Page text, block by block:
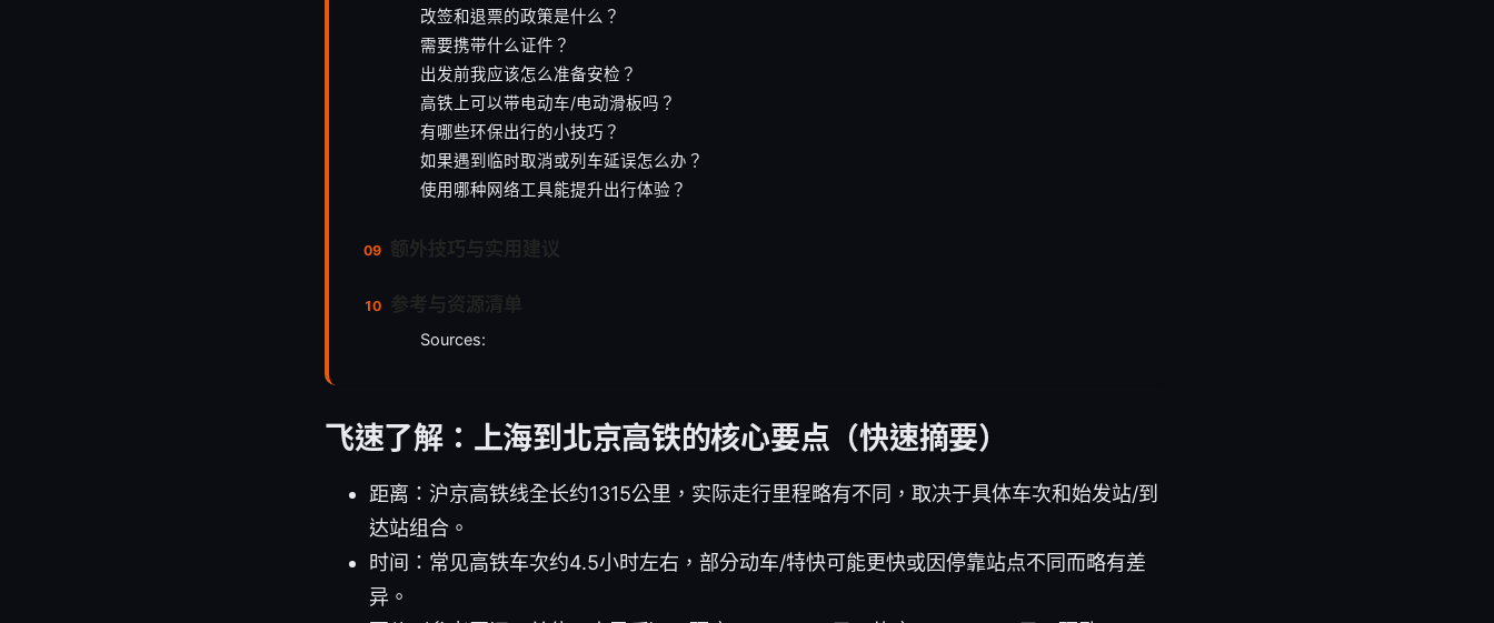
改签和退票的政策是什么？
需要携带什么证件？
出发前我应该怎么准备安检？
高铁上可以带电动车/电动滑板吗？
有哪些环保出行的小技巧？
如果遇到临时取消或列车延误怎么办？
使用哪种网络工具能提升出行体验？
Sources:
飞速了解：上海到北京高铁的核心要点（快速摘要）
距离：沪京高铁线全长约1315公里，实际走行里程略有不同，取决于具体车次和始发站/到
达站组合。
时间：常见高铁车次约4.5小时左右，部分动车/特快可能更快或因停靠站点不同而略有差
异。